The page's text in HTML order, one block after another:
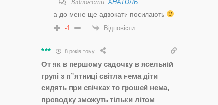
Відповісти АНАТОЛЬ_
а до мене ще адвокати посилають
-1 Відповісти
*** 8 років тому
От як в першому садочку в ясельній
групі з п”ятниці світла нема діти
сидять при свічках то грошей нема,
проводку зможуть тільки літом